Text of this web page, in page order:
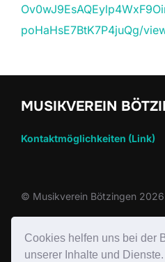
Cookies helfen uns bei der
unserer Inhalte und
poHaHsE7BtK7P4juQg/
MUSIKVEREIN
Kontaktmöglichkeiten (Link)
© Musikverein Bötzingen 2026